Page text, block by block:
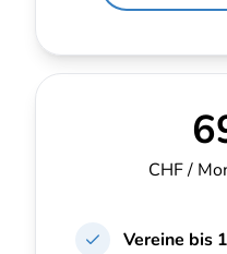
CHF /
Vereine bis